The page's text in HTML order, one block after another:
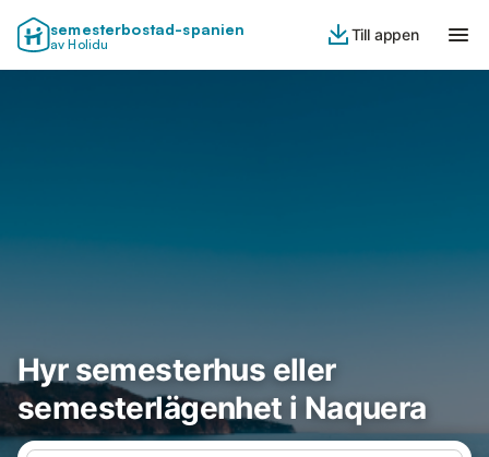
semesterbostad-spanien
av Holidu
Till appen
Hyr semesterhus eller
semesterlägenhet i Naquera